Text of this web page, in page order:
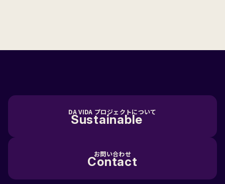
DA VIDA プロジェクトについて
Sustainable
お問い合わせ
Contact